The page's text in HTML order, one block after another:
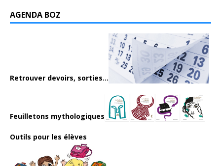
AGENDA BOZ
Retrouver devoirs, sorties...
Feuilletons mythologiques
Outils pour les élèves